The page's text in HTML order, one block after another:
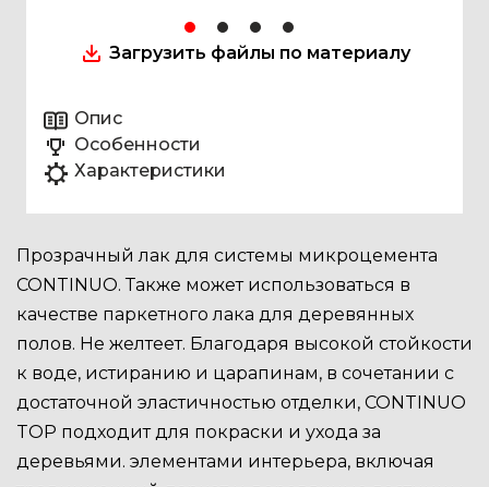
Загрузить файлы по материалу
Опис
Особенности
Характеристики
Прозрачный лак для системы микроцемента
CONTINUO. Также может использоваться в
качестве паркетного лака для деревянных
полов. Не желтеет. Благодаря высокой стойкости
к воде, истиранию и царапинам, в сочетании с
достаточной эластичностью отделки, CONTINUO
TOP подходит для покраски и ухода за
деревьями. элементами интерьера, включая